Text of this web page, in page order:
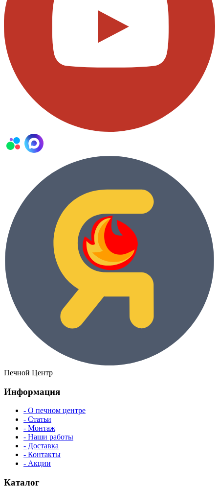
Печной Центр
Информация
- О печном центре
- Статьи
- Монтаж
- Наши работы
- Доставка
- Контакты
- Акции
Каталог